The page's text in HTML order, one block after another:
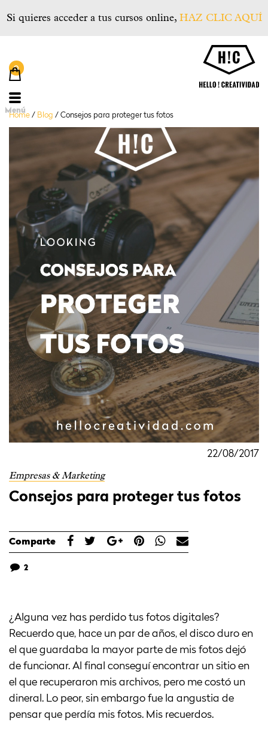
Si quieres acceder a tus cursos online, HAZ CLIC AQUÍ
Menú
Home / Blog / Consejos para proteger tus fotos
22/08/2017
Empresas & Marketing
Consejos para proteger tus fotos
Comparte
2
¿Alguna vez has perdido tus fotos digitales?
Recuerdo que, hace un par de años, el disco duro en
el que guardaba la mayor parte de mis fotos dejó
de funcionar. Al final conseguí encontrar un sitio en
el que recuperaron mis archivos, pero me costó un
dineral. Lo peor, sin embargo fue la angustia de
pensar que perdía mis fotos. Mis recuerdos.